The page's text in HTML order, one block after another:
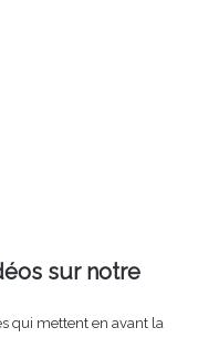
sur notre
qui mettent en avant la